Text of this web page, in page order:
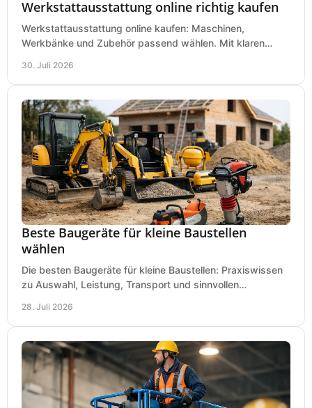
Werkstattausstattung online richtig kaufen
Werkstattausstattung online kaufen: Maschinen,
Werkbänke und Zubehör passend wählen. Mit klaren
30. Juli 2026
Beste Baugeräte für kleine Baustellen
wählen
Die besten Baugeräte für kleine Baustellen: Praxiswissen
zu Auswahl, Leistung, Transport und sinnvollen
28. Juli 2026